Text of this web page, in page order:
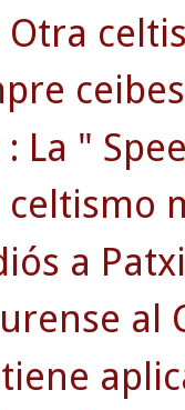
: La "
celtismo
a
al
tiene